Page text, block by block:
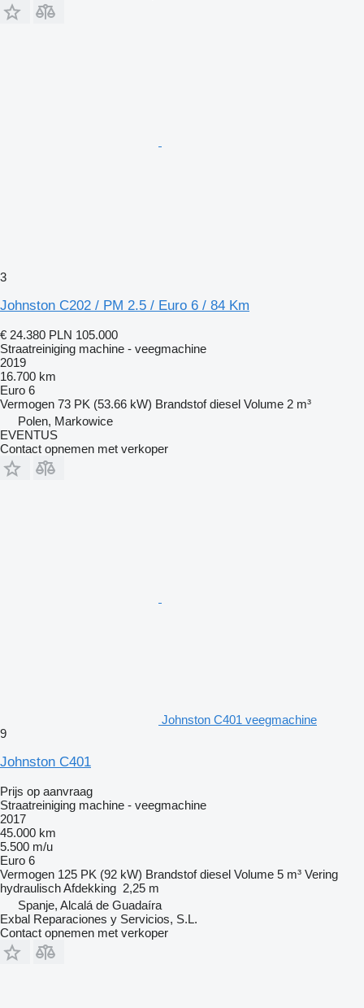
3
Johnston C202 / PM 2.5 / Euro 6 / 84 Km
€ 24.380 PLN 105.000
Straatreiniging machine - veegmachine
2019
16.700 km
Euro 6
Vermogen 73 PK (53.66 kW) Brandstof diesel Volume 2 m³
Polen, Markowice
EVENTUS
Contact opnemen met verkoper
Johnston C401 veegmachine
9
Johnston C401
Prijs op aanvraag
Straatreiniging machine - veegmachine
2017
45.000 km
5.500 m/u
Euro 6
Vermogen 125 PK (92 kW) Brandstof diesel Volume 5 m³ Vering
hydraulischAfdekking 2,25 m
Spanje, Alcalá de Guadaíra
Exbal Reparaciones y Servicios, S.L.
Contact opnemen met verkoper